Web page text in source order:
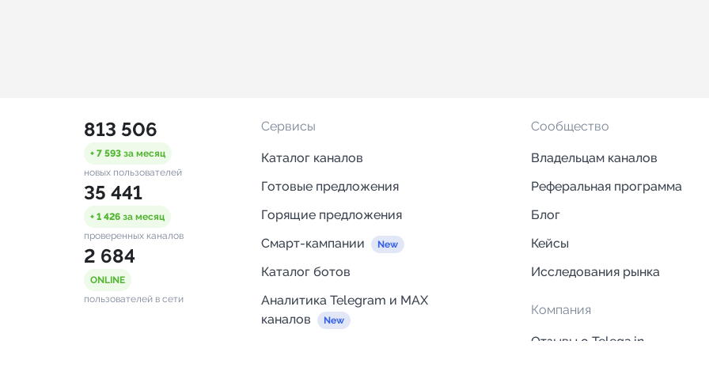
813 506
+ 7 593 за месяц
новых пользователей
35 441
+ 1 426 за месяц
проверенных каналов
2 684
ONLINE
пользователей в сети
Сервисы
Каталог каналов
Готовые предложения
Горящие предложения
Смарт-кампании
Каталог ботов
Аналитика Telegram и MAX
каналов
Сообщество
Владельцам каналов
Реферальная программа
Блог
Кейсы
Исследования рынка
Компания
Отзывы о Telega.in